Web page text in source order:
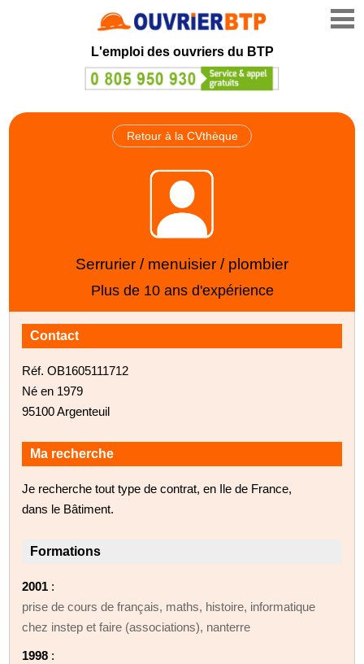
L'emploi des ouvriers du BTP
Retour à la CVthèque
Serrurier / menuisier / plombier
Plus de 10 ans d'expérience
Contact
Réf. OB1605111712
Né en 1979
95100 Argenteuil
Ma recherche
Je recherche tout type de contrat, en Ile de France,
dans le Bâtiment.
Formations
2001 :
prise de cours de français, maths, histoire, informatique
chez instep et faire (associations), nanterre
1998 :